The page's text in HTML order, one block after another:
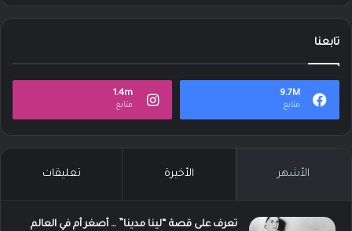
تابعنا
9.7M
متابع
1.4m
متابع
الأشهر الأخيرة تعليقات
تعرف على قصة “لينا مدينا” … أصغر أم في العالم